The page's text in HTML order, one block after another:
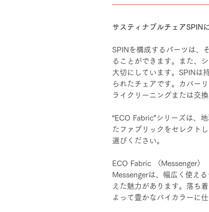
サスティナブルチェアSPIN
SPINを構成するパーツは、
ることができます。また、
大切にしています。SPINは
られたチェアです。カバー
ライクリーニングまたは交換
“ECO Fabric”シリーズは、
たファブリックをセレクト
選びください。
ECO Fabric 〈Messenger〉
Messengerは、幅広く使え
えた魅力があります。落ち
よって豊かなバイカラーに